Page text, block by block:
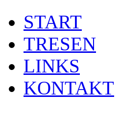
START
TRESEN
LINKS
KONTAKT